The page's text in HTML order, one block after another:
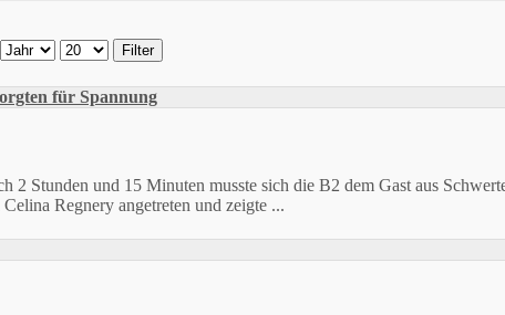
Filter
für Spannung
und 15 Minuten musste sich die B2 dem Gast aus
Regnery angetreten und zeigte ...